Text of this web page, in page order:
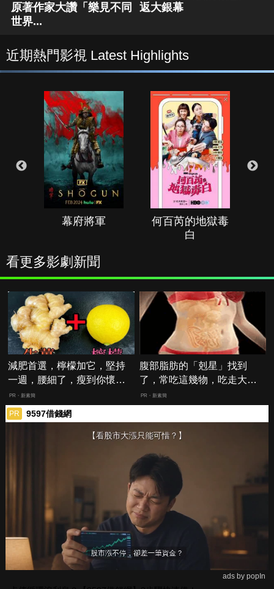
原著作家大讚「樂見不同
世界...
返大銀幕
近期熱門影視 Latest Highlights
幕府將軍
何百芮的地獄毒
白
看更多影劇新聞
減肥首選，檸檬加它，堅持
一週，腰細了，瘦到你懷疑
人生
PR・新素簡
腹部脂肪的「剋星」找到
了，常吃這幾物，吃走大肚
囊，瘦出小蠻腰
PR・新素簡
PR 9597借錢網
ads by popIn